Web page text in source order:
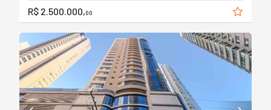
R$ 2.500.000,00